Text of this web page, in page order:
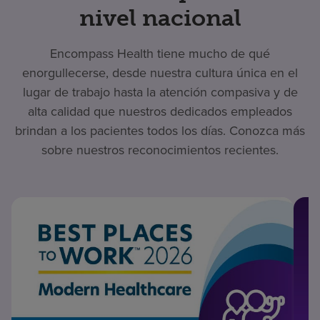
nivel nacional
Encompass Health tiene mucho de qué
enorgullecerse, desde nuestra cultura única en el
lugar de trabajo hasta la atención compasiva y de
alta calidad que nuestros dedicados empleados
brindan a los pacientes todos los días. Conozca más
sobre nuestros reconocimientos recientes.